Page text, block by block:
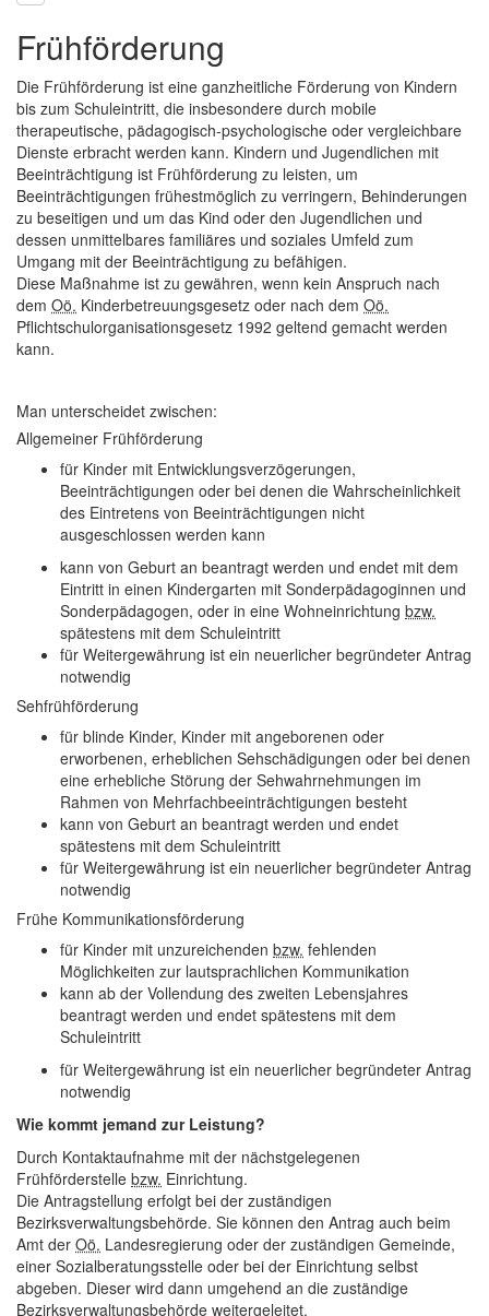
Frühförderung
Die Frühförderung ist eine ganzheitliche Förderung von Kindern
bis zum Schuleintritt, die insbesondere durch mobile
therapeutische, pädagogisch-psychologische oder vergleichbare
Dienste erbracht werden kann. Kindern und Jugendlichen mit
Beeinträchtigung ist Frühförderung zu leisten, um
Beeinträchtigungen frühestmöglich zu verringern, Behinderungen
zu beseitigen und um das Kind oder den Jugendlichen und
dessen unmittelbares familiäres und soziales Umfeld zum
Umgang mit der Beeinträchtigung zu befähigen.
Diese Maßnahme ist zu gewähren, wenn kein Anspruch nach
dem Oö. Kinderbetreuungsgesetz oder nach dem Oö.
Pflichtschulorganisationsgesetz 1992 geltend gemacht werden
kann.
Man unterscheidet zwischen:
Allgemeiner Frühförderung
für Kinder mit Entwicklungsverzögerungen,
Beeinträchtigungen oder bei denen die Wahrscheinlichkeit
des Eintretens von Beeinträchtigungen nicht
ausgeschlossen werden kann
kann von Geburt an beantragt werden und endet mit dem
Eintritt in einen Kindergarten mit Sonderpädagoginnen und
Sonderpädagogen, oder in eine Wohneinrichtung bzw.
spätestens mit dem Schuleintritt
für Weitergewährung ist ein neuerlicher begründeter Antrag
notwendig
Sehfrühförderung
für blinde Kinder, Kinder mit angeborenen oder
erworbenen, erheblichen Sehschädigungen oder bei denen
eine erhebliche Störung der Sehwahrnehmungen im
Rahmen von Mehrfachbeeinträchtigungen besteht
kann von Geburt an beantragt werden und endet
spätestens mit dem Schuleintritt
für Weitergewährung ist ein neuerlicher begründeter Antrag
notwendig
Frühe Kommunikationsförderung
für Kinder mit unzureichenden bzw. fehlenden
Möglichkeiten zur lautsprachlichen Kommunikation
kann ab der Vollendung des zweiten Lebensjahres
beantragt werden und endet spätestens mit dem
Schuleintritt
für Weitergewährung ist ein neuerlicher begründeter Antrag
notwendig
Wie kommt jemand zur Leistung?
Durch Kontaktaufnahme mit der nächstgelegenen
Frühförderstelle bzw. Einrichtung.
Die Antragstellung erfolgt bei der zuständigen
Bezirksverwaltungsbehörde. Sie können den Antrag auch beim
Amt der Oö. Landesregierung oder der zuständigen Gemeinde,
einer Sozialberatungsstelle oder bei der Einrichtung selbst
abgeben. Dieser wird dann umgehend an die zuständige
Bezirksverwaltungsbehörde weitergeleitet.